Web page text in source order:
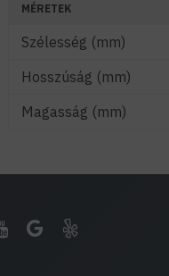
MÉRETEK
Szélesség (mm)
Hosszúság (mm)
Magasság (mm)